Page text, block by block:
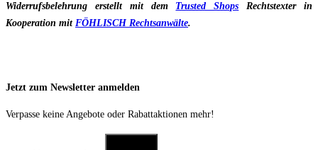
Widerrufsbelehrung erstellt mit dem Trusted Shops Rechtstexter in
Kooperation mit FÖHLISCH Rechtsanwälte.
Jetzt zum Newsletter anmelden
Verpasse keine Angebote oder Rabattaktionen mehr!